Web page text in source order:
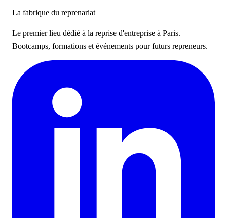
La fabrique du reprenariat
Le premier lieu dédié à la reprise d'entreprise à Paris.
Bootcamps, formations et événements pour futurs repreneurs.